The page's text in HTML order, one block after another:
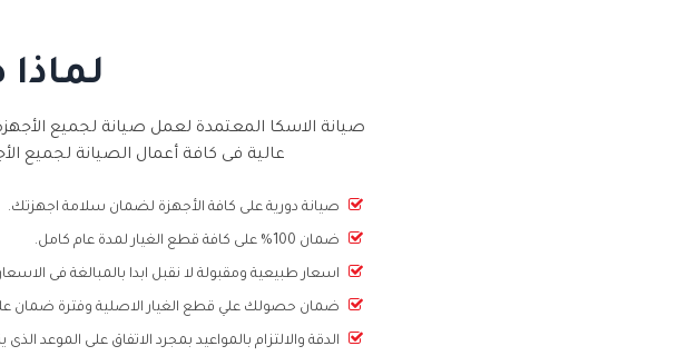
صيانة الاسكا المعتمدة لعمل صيانة لجميع
عالية فى كافة أعمال الصيانة لجميع
صيانة دورية على كافة الأجهزة لضمان سلامة اجهزتك.
ضمان 100% على كافة قطع الغيار لمدة عام كامل.
اسعار طبيعية ومقبولة لا نقبل ابدا بالمبالغة فى
ضمان حصولك علي قطع الغيار الاصلية وفترة ضمان
الدقة والالتزام بالمواعيد بمجرد الاتفاق على الموعد